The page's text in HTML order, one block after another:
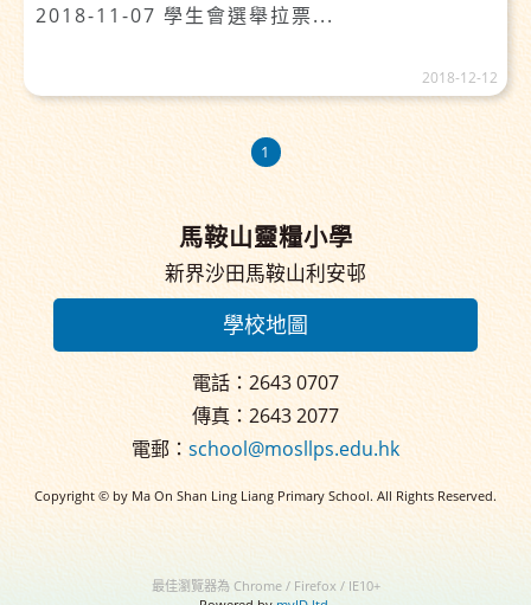
2018-11-07 學生會選舉拉票...
2018-12-12
1
馬鞍山靈糧小學
新界沙田馬鞍山利安邨
學校地圖
電話：2643 0707
傳真：2643 2077
電郵：school@mosllps.edu.hk
Copyright © by Ma On Shan Ling Liang Primary School. All Rights Reserved.
最佳瀏覽器為 Chrome / Firefox / IE10+